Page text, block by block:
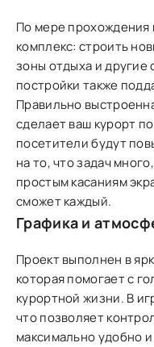
По мере
комплекс: строить
зоны отдыха и
постройки также
Правильно
сделает ваш курорт
посетители будут
на то, что задач
простым касаниям
сможет каждый.
Графика и
Проект выполнен в
которая помогает с
курортной жизни. В
что позволяет
максимально удобно